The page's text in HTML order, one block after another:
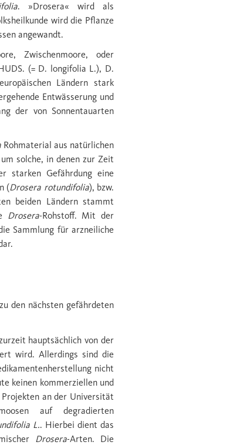
. »Drosera« wird als
wird die Pflanze
angewandt.
Zwischenmoore, oder
(= D. longifolia L.), D.
Ländern stark
Entwässerung und
der von Sonnentauarten
Rohmaterial aus natürlichen
solche, in denen zur Zeit
starken Gefährdung eine
(Drosera rotundifolia), bzw.
beiden Ländern stammt
Drosera-Rohstoff. Mit der
Sammlung für arzneiliche
den nächsten gefährdeten
hauptsächlich von der
wird. Allerdings sind die
nicht
keinen kommerziellen und
an der Universität
auf degradierten
L.. Hierbei dient das
Drosera-Arten. Die